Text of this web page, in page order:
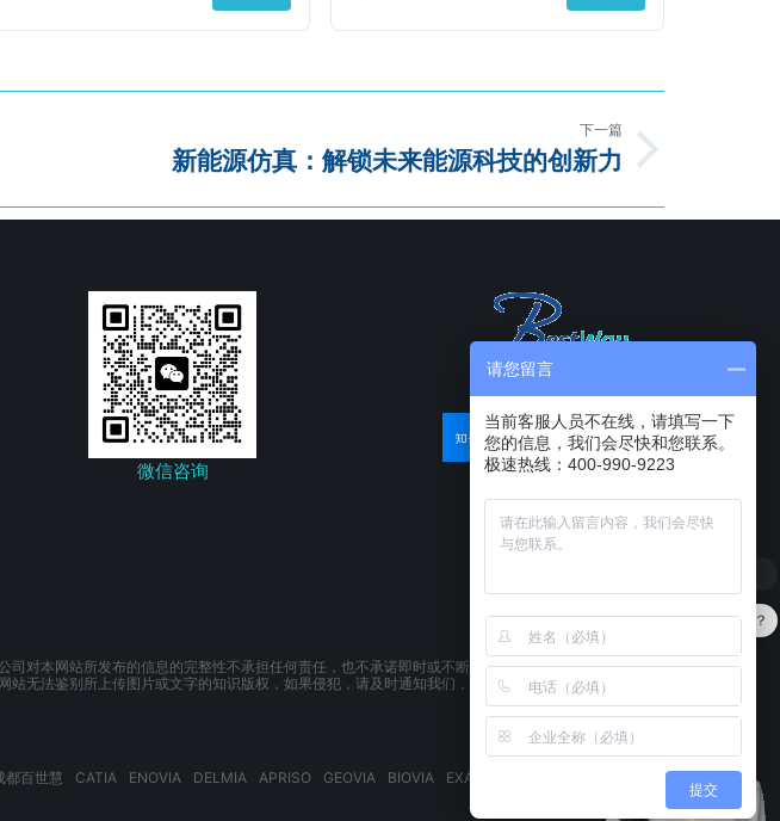
下一篇
新能源仿真：解锁未来能源科技的创新力
微信咨询
对本网站所发布的信息的完整性不承担任何责任，也不承诺即时或不断更新本网站所载资料。本网站所提供的
无法鉴别所上传图片或文字的知识版权，如果侵犯，请及时通知我们，本网站将在第一时间及时删除。
都百世慧 CATIA ENOVIA DELMIA APRISO GEOVIA BIOVIA EXALEAD 3DEXPERIENCE
软件有折扣吗？
请您留言
当前客服人员不在线，请填写一下
您的信息，我们会尽快和您联系。
极速热线：400-990-9223
提交